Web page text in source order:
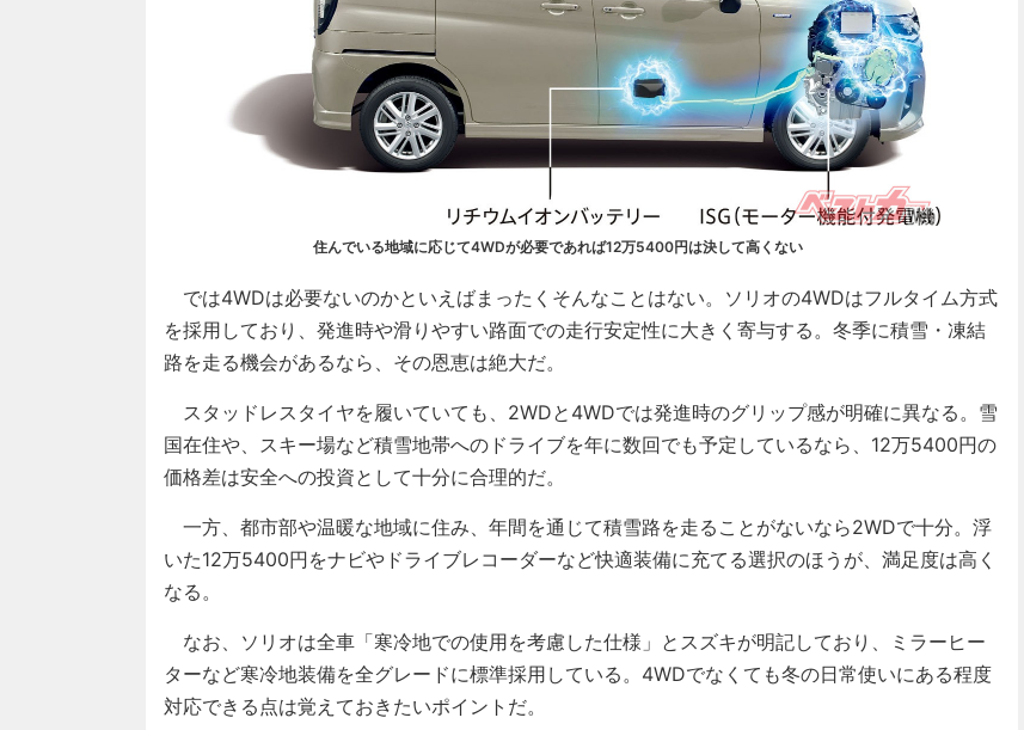
住んでいる地域に応じて4WDが必要であれば12万5400円は決して高くない
では4WDは必要ないのかといえばまったくそんなことはない。ソリオの4WDはフルタイム方式
を採用しており、発進時や滑りやすい路面での走行安定性に大きく寄与する。冬季に積雪・凍結
路を走る機会があるなら、その恩恵は絶大だ。
スタッドレスタイヤを履いていても、2WDと4WDでは発進時のグリップ感が明確に異なる。雪
国在住や、スキー場など積雪地帯へのドライブを年に数回でも予定しているなら、12万5400円の
価格差は安全への投資として十分に合理的だ。
一方、都市部や温暖な地域に住み、年間を通じて積雪路を走ることがないなら2WDで十分。浮
いた12万5400円をナビやドライブレコーダーなど快適装備に充てる選択のほうが、満足度は高く
なる。
なお、ソリオは全車「寒冷地での使用を考慮した仕様」とスズキが明記しており、ミラーヒー
ターなど寒冷地装備を全グレードに標準採用している。4WDでなくても冬の日常使いにある程度
対応できる点は覚えておきたいポイントだ。